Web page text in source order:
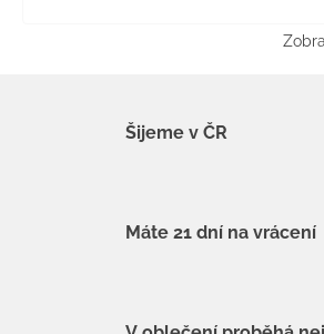
Šijeme v ČR
Máte 21 dní na vrácení